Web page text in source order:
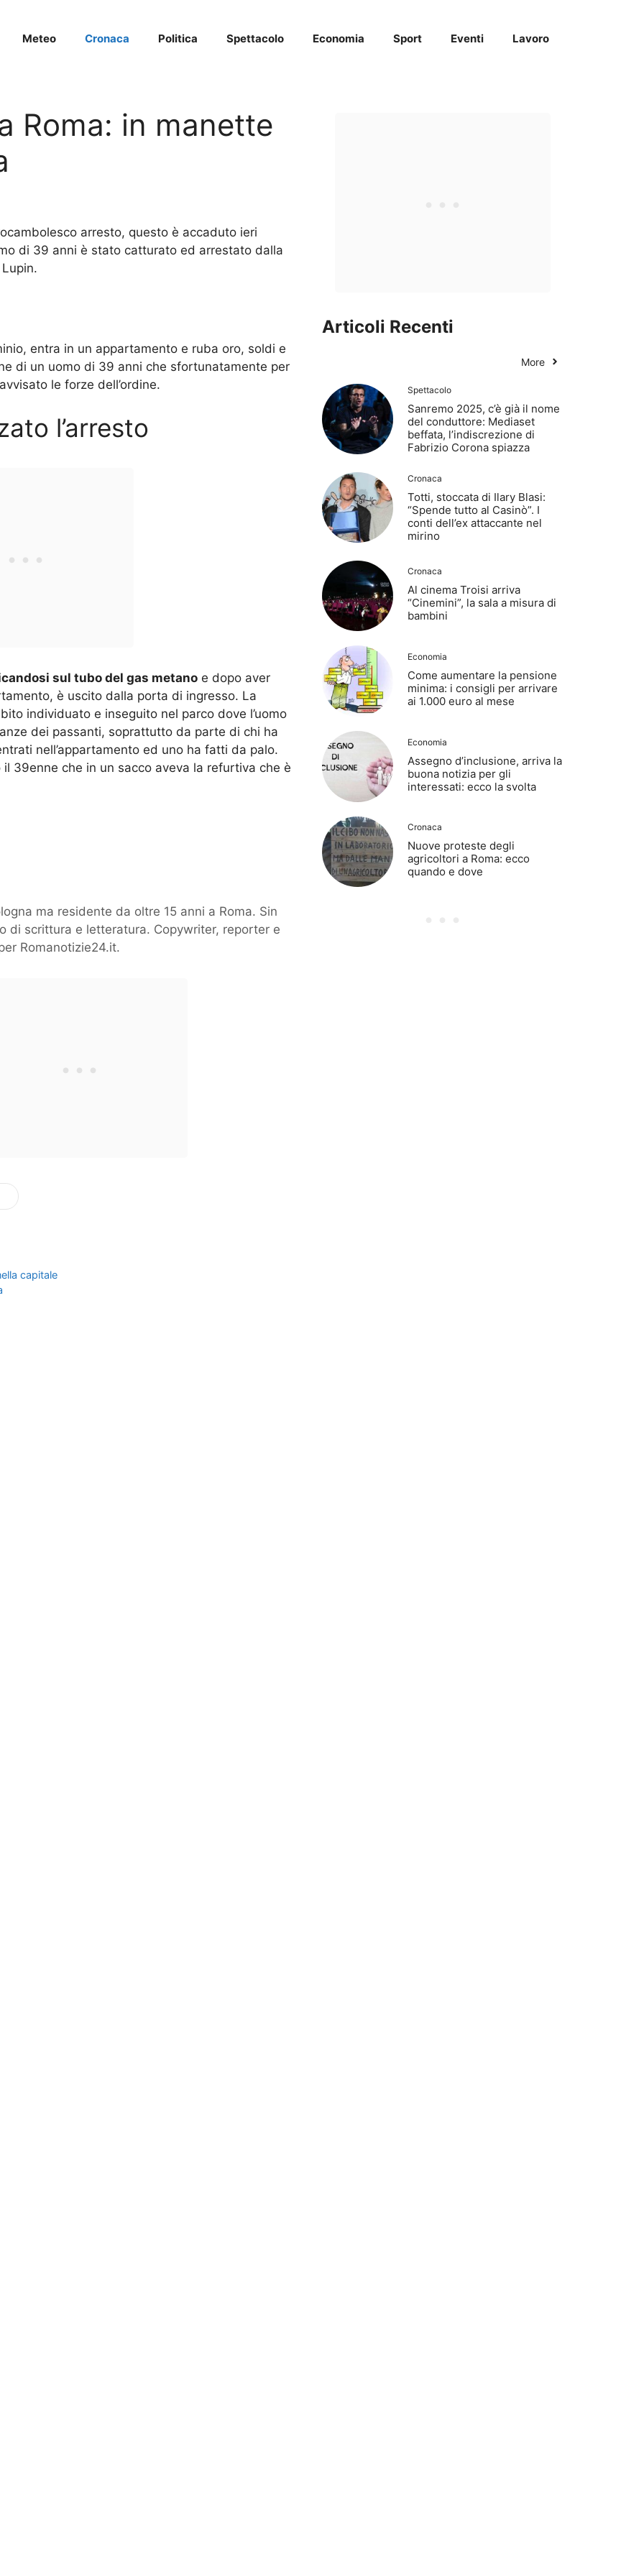
Meteo Cronaca Politica Spettacolo Economia Sport Eventi Lavoro
Roma: in manette
arresto, questo è accaduto ieri
di 39 anni è stato catturato ed arrestato dalla
entra in un appartamento e ruba oro, soldi e
di un uomo di 39 anni che sfortunatamente per
le forze dell’ordine.
l’arresto
sul tubo del gas metano e dopo aver
è uscito dalla porta di ingresso. La
individuato e inseguito nel parco dove l’uomo
dei passanti, soprattutto da parte di chi ha
nell’appartamento ed uno ha fatti da palo.
39enne che in un sacco aveva la refurtiva che è
ma residente da oltre 15 anni a Roma. Sin
di scrittura e letteratura. Copywriter, reporter e
Romanotizie24.it.
capitale
Articoli Recenti
More
Spettacolo
Sanremo 2025, c’è già il nome
del conduttore: Mediaset
beffata, l’indiscrezione di
Fabrizio Corona spiazza
Cronaca
Totti, stoccata di Ilary Blasi:
“Spende tutto al Casinò”. I
conti dell’ex attaccante nel
mirino
Cronaca
Al cinema Troisi arriva
“Cinemini”, la sala a misura di
bambini
Economia
Come aumentare la pensione
minima: i consigli per arrivare
ai 1.000 euro al mese
Economia
Assegno d’inclusione, arriva la
buona notizia per gli
interessati: ecco la svolta
Cronaca
Nuove proteste degli
agricoltori a Roma: ecco
quando e dove